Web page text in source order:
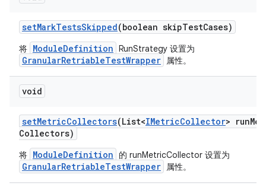
setMarkTestsSkipped(boolean skipTestCases)
将 ModuleDefinition RunStrategy 设置为
GranularRetriableTestWrapper 属性。
void
setMetricCollectors(List<IMetricCollector> run
Collectors)
将 ModuleDefinition 的 runMetricCollector 设置为
GranularRetriableTestWrapper 属性。